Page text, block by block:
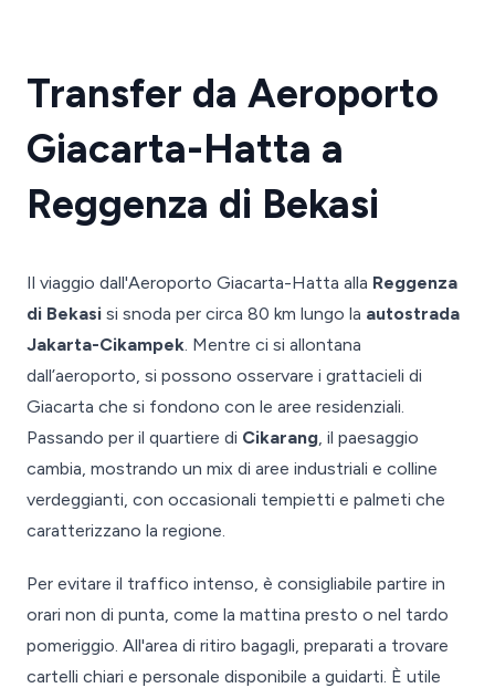
Transfer da Aeroporto
Giacarta-Hatta a
Reggenza di Bekasi
Il viaggio dall'Aeroporto Giacarta-Hatta alla Reggenza
di Bekasi si snoda per circa 80 km lungo la autostrada
Jakarta-Cikampek. Mentre ci si allontana
dall’aeroporto, si possono osservare i grattacieli di
Giacarta che si fondono con le aree residenziali.
Passando per il quartiere di Cikarang, il paesaggio
cambia, mostrando un mix di aree industriali e colline
verdeggianti, con occasionali tempietti e palmeti che
caratterizzano la regione.
Per evitare il traffico intenso, è consigliabile partire in
orari non di punta, come la mattina presto o nel tardo
pomeriggio. All'area di ritiro bagagli, preparati a trovare
cartelli chiari e personale disponibile a guidarti. È utile